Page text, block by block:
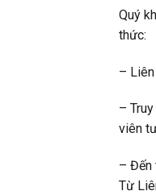
Quý
thức:
–
–
viên
– Đến
Từ